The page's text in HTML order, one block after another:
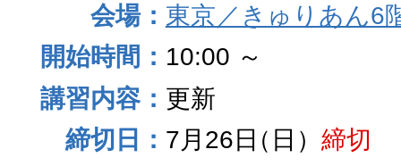
東京／きゅりあん6
10:00 ～
更新
7月26日（日） 締切